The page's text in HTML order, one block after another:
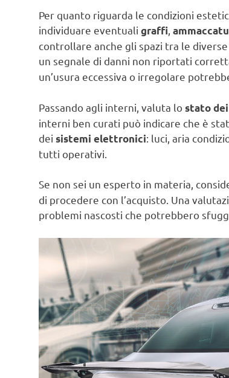
Per quanto riguarda le condizioni
individuare eventuali graffi,
controllare anche gli spazi tra le
un segnale di danni non riportati
un’usura eccessiva o irregolare
Passando agli interni, valuta lostato
interni ben curati può indicare che è
dei sistemi elettronici: luci, aria
tutti operativi.
Se non sei un esperto in materia,
di procedere con l’acquisto. Una
problemi nascosti che potrebbero